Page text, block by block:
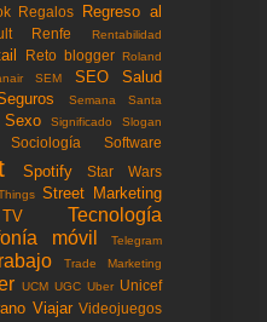
Regalos
Regreso al
Renfe Rentabilidad
Reto blogger Roland
SEM SEO
Salud
Semana Santa
Sexo Significado Slogan
Sociología Software
Spotify
Star Wars
Street Marketing
TV Tecnología
móvil Telegram
Trade Marketing
UCM UGC Uber Unicef
Viajar Videojuegos